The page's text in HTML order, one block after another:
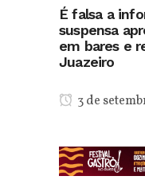
É falsa a
suspensa
em bares e
Juazeiro
3 de